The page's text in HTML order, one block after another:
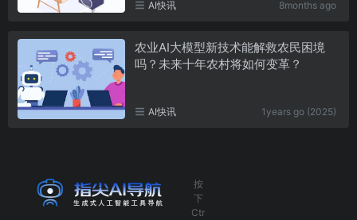
AI快讯 8months ago
农业AI大模型新技术能解救农民困境
吗？未来十年农村将如何变革？
AI快讯 1years go (2025)
按
下
Ctr